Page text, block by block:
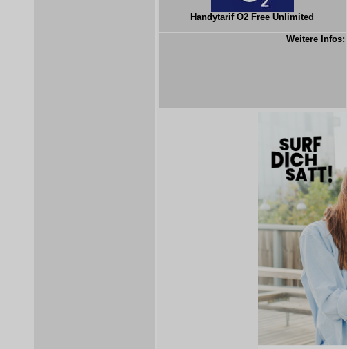
Handytarif O2 Free Unlimited
Weitere Infos: